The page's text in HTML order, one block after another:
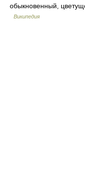
обыкновенный,
Википедия